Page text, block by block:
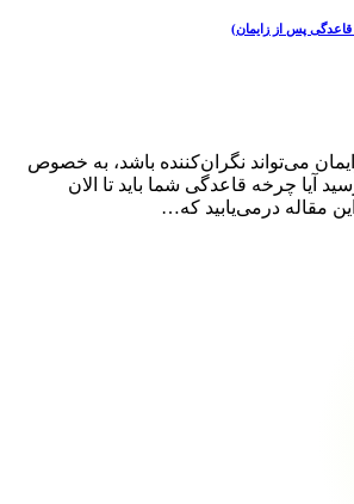
پس از زایمان)
نگران‌کننده باشد، به خصوص
چرخه قاعدگی شما باید تا الان
درمی‌یابید که…